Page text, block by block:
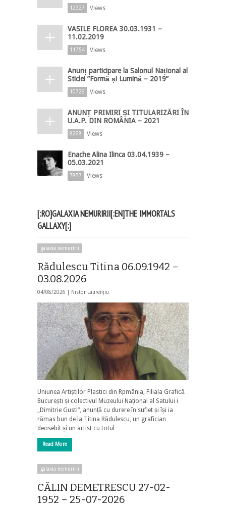
12327 Views
VASILE FLOREA 30.03.1931 –
11.02.2019
11754 Views
Anunț participare la Salonul Național al
Sticlei ”Formă și Lumină – 2019”
10726 Views
ANUNȚ PRIMIRI ȘI TITULARIZĂRI ÎN
U.A.P. DIN ROMÂNIA – 2021
8268 Views
Enache Alina Ilinca 03.04.1939 –
05.03.2021
7857 Views
[:RO]GALAXIA NEMURIRII[:EN]THE IMMORTALS
GALLAXY[:]
galaxia nemuririi
Rădulescu Titina 06.09.1942 –
03.08.2026
04/08/2026 | Nistor Laurențiu
Uniunea Artiștilor Plastici din Rpmânia, Filiala Grafică
București și colectivul Muzeului Național al Satului i
„Dimitrie Gusti”, anunță cu durere în suflet și își ia
rămas bun de la Titina Rădulescu, un grafician
deosebit și un artist cu totul …
Read More
galaxia nemuririi
CĂLIN DEMETRESCU 27-02-
1952 – 25-07-2026